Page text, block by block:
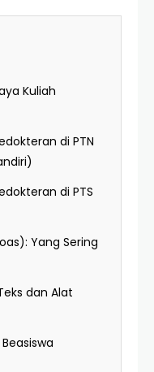
Kuliah
di PTN
di PTS
Yang Sering
dan Alat